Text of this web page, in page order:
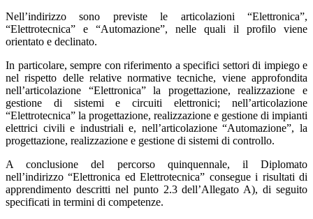
Nell’indirizzo sono previste le articolazioni “Elettronica”,
“Elettrotecnica” e “Automazione”, nelle quali il profilo viene
orientato e declinato.
In particolare, sempre con riferimento a specifici settori di impiego e
nel rispetto delle relative normative tecniche, viene approfondita
nell’articolazione “Elettronica” la progettazione, realizzazione e
gestione di sistemi e circuiti elettronici; nell’articolazione
“Elettrotecnica” la progettazione, realizzazione e gestione di impianti
elettrici civili e industriali e, nell’articolazione “Automazione”, la
progettazione, realizzazione e gestione di sistemi di controllo.
A conclusione del percorso quinquennale, il Diplomato
nell’indirizzo “Elettronica ed Elettrotecnica” consegue i risultati di
apprendimento descritti nel punto 2.3 dell’Allegato A), di seguito
specificati in termini di competenze.